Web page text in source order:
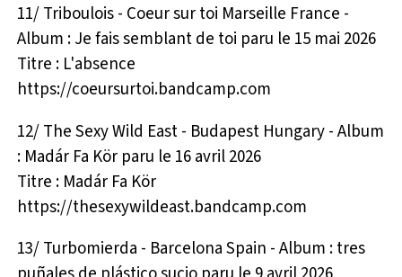
11/ Triboulois - Coeur sur toi Marseille France -
Album : Je fais semblant de toi paru le 15 mai 2026
Titre : L'absence
https://coeursurtoi.bandcamp.com
12/ The Sexy Wild East - Budapest Hungary - Album
: Madár Fa Kör paru le 16 avril 2026
Titre : Madár Fa Kör
https://thesexywildeast.bandcamp.com
13/ Turbomierda - Barcelona Spain - Album : tres